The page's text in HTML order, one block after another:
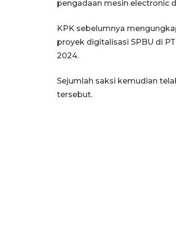
pengadaan mesin electronic
KPK sebelumnya
proyek digitalisasi SPBU di
2024.
Sejumlah saksi kemudian
tersebut.